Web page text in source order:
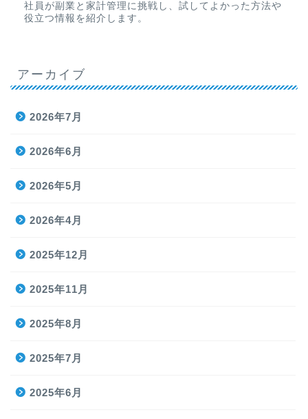
社員が副業と家計管理に挑戦し、試してよかった方法や
役立つ情報を紹介します。
アーカイブ
2026年7月
2026年6月
2026年5月
2026年4月
2025年12月
2025年11月
2025年8月
2025年7月
2025年6月